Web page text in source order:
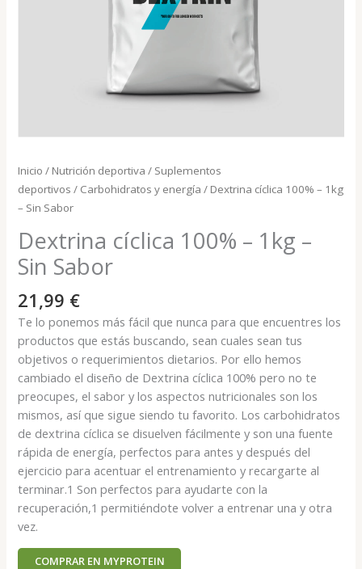
Inicio / Nutrición deportiva / Suplementos
deportivos / Carbohidratos y energía / Dextrina cíclica 100% – 1kg
– Sin Sabor
Dextrina cíclica 100% – 1kg –
Sin Sabor
21,99 €
Te lo ponemos más fácil que nunca para que encuentres los
productos que estás buscando, sean cuales sean tus
objetivos o requerimientos dietarios. Por ello hemos
cambiado el diseño de Dextrina cíclica 100% pero no te
preocupes, el sabor y los aspectos nutricionales son los
mismos, así que sigue siendo tu favorito. Los carbohidratos
de dextrina cíclica se disuelven fácilmente y son una fuente
rápida de energía, perfectos para antes y después del
ejercicio para acentuar el entrenamiento y recargarte al
terminar.1 Son perfectos para ayudarte con la
recuperación,1 permitiéndote volver a entrenar una y otra
vez.
COMPRAR EN MYPROTEIN